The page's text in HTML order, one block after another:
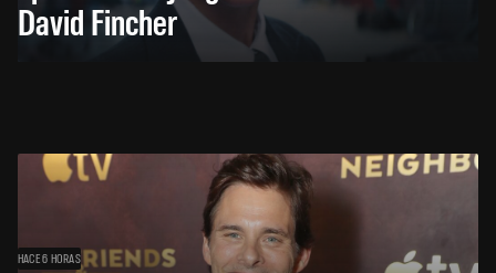
David Fincher
HACE 6 HORAS